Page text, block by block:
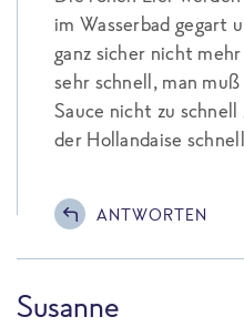
im Wasserbad gegart
ganz sicher nicht
sehr schnell, man
Sauce nicht zu
der Hollandaise
ANTWORTEN
Susanne